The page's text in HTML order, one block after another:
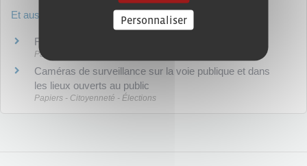
Et aussi
Fichiers informatiques et données personnelles
Papiers - Citoyenneté - Élections
Caméras de surveillance sur la voie publique et dans
les lieux ouverts au public
Papiers - Citoyenneté - Élections
Personnaliser